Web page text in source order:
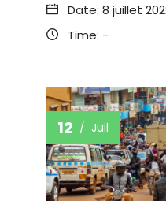
Date: 8 juillet
Time: -
12 Juil